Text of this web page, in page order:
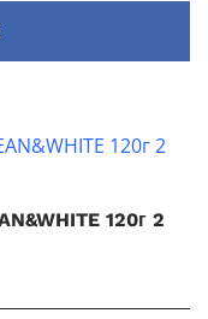
120г 2